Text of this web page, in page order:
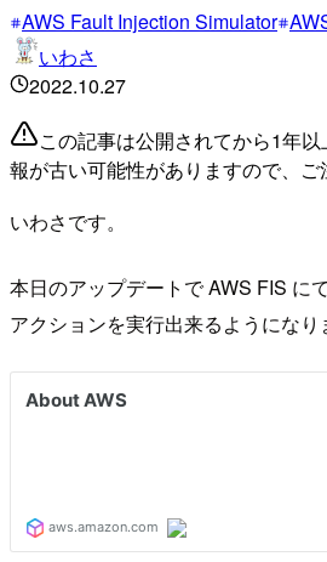
AWS Fault Injection Simulator
いわさ
2022.10.27
この記事は公開されてから1年
報が古い可能性がありますので、ご
いわさです。
本日のアップデートで AWS FIS に
アクションを実行出来るようになり